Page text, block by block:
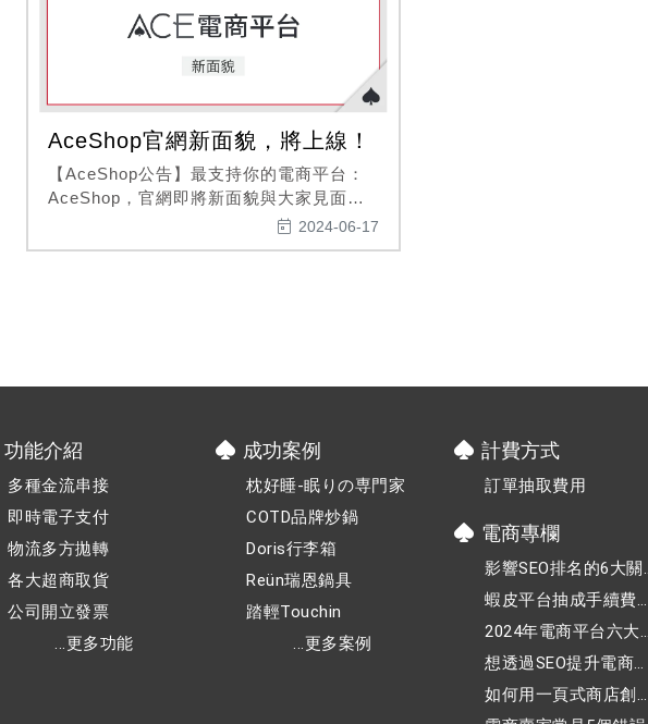
AceShop官網新面貌，將上線！
【AceShop公告】最支持你的電商平台：
AceShop，官網即將新面貌與大家見面，
歡迎舊雨新知一同往電商巔峰的道路前
進！
2024-06-17
功能介紹
多種金流串接
即時電子支付
物流多方拋轉
各大超商取貨
公司開立發票
...更多功能
成功案例
枕好睡-眠りの専門家
COTD品牌炒鍋
Doris行李箱
Reün瑞恩鍋具
踏輕Touchin
...更多案例
計費方式
訂單抽取費用
電商專欄
影響SEO排名的6大關
鍵因素，你都掌握了
嗎？
蝦皮平台抽成手續費持
續調漲，小賣家該如何
應對？
2024年電商平台六大熱
門行業，趕快加入電商
行列！
想透過SEO提升電商網
站的可見度，該怎麼
如何用一頁式商店創